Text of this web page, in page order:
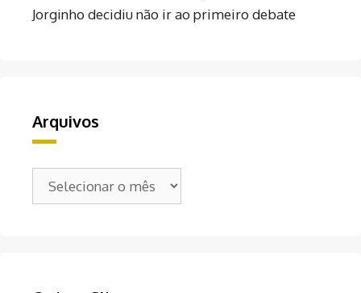
Jorginho decidiu não ir ao primeiro debate
Arquivos
Arquivos